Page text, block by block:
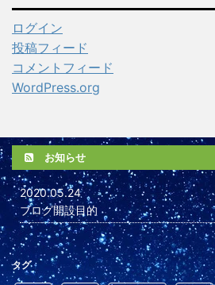
ログイン
投稿フィード
コメントフィード
WordPress.org
お知らせ
2020.05.24
ブログ開設目的
タグ